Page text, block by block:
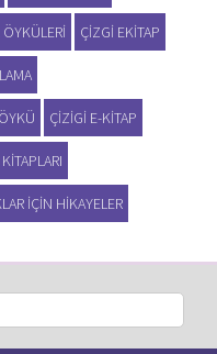
ÇIZGI EKITAP
ÇIZIGI E-KITAP
IÇIN HIKAYELER